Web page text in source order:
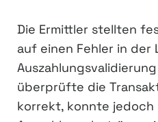
Die Ermittler stellten
auf einen Fehler in der
überprüfte die
korrekt, konnte